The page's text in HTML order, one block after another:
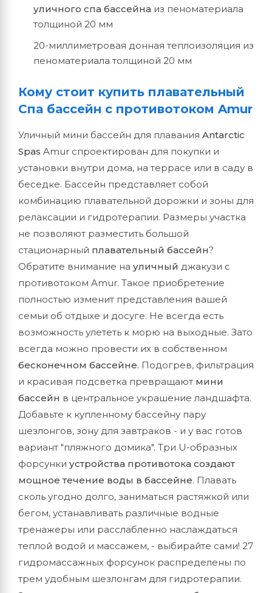
уличного спа бассейна из пеноматериала
толщиной 20 мм
20-миллиметровая донная теплоизоляция из
пеноматериала толщиной 20 мм
Кому стоит купить плавательный
Спа бассейн с противотоком Amur
Уличный мини бассейн для плавания Antarctic
Spas Amur спроектирован для покупки и
установки внутри дома, на террасе или в саду в
беседке. Бассейн представляет собой
комбинацию плавательной дорожки и зоны для
релаксации и гидротерапии. Размеры участка
не позволяют разместить большой
стационарный плавательный бассейн?
Обратите внимание на уличный джакузи с
противотоком Amur. Такое приобретение
полностью изменит представления вашей
семьи об отдыхе и досуге. Не всегда есть
возможность улететь к морю на выходные. Зато
всегда можно провести их в собственном
бесконечном бассейне. Подогрев, фильтрация
и красивая подсветка превращают мини
бассейн в центральное украшение ландшафта.
Добавьте к купленному бассейну пару
шезлонгов, зону для завтраков - и у вас готов
вариант "пляжного домика". Три U-образных
форсунки устройства противотока создают
мощное течение воды в бассейне. Плавать
сколь угодно долго, заниматься растяжкой или
бегом, устанавливать различные водные
тренажеры или расслабленно наслаждаться
теплой водой и массажем, - выбирайте сами! 27
гидромассажных форсунок распределены по
трем удобным шезлонгам для гидротерапии.